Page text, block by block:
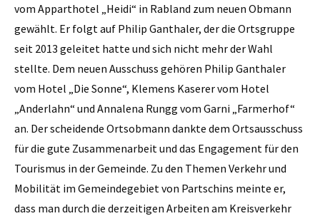
vom Apparthotel „Heidi“ in Rabland zum neuen Obmann
gewählt. Er folgt auf Philip Ganthaler, der die Ortsgruppe
seit 2013 geleitet hatte und sich nicht mehr der Wahl
stellte. Dem neuen Ausschuss gehören Philip Ganthaler
vom Hotel „Die Sonne“, Klemens Kaserer vom Hotel
„Anderlahn“ und Annalena Rungg vom Garni „Farmerhof“
an. Der scheidende Ortsobmann dankte dem Ortsausschuss
für die gute Zusammenarbeit und das Engagement für den
Tourismus in der Gemeinde. Zu den Themen Verkehr und
Mobilität im Gemeindegebiet von Partschins meinte er,
dass man durch die derzeitigen Arbeiten am Kreisverkehr